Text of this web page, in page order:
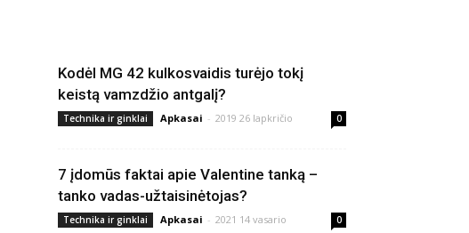
Kodėl MG 42 kulkosvaidis turėjo tokį
keistą vamzdžio antgalį?
Technika ir ginklai Apkasai - 2019 26 lapkričio 0
7 įdomūs faktai apie Valentine tanką –
tanko vadas-užtaisinėtojas?
Technika ir ginklai Apkasai - 2021 14 vasario 0